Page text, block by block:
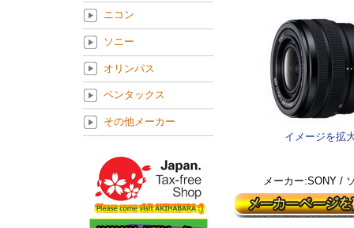
イメージを拡
メーカー:SONY /
ニコン
ソニー
オリンパス
ペンタックス
その他メーカー